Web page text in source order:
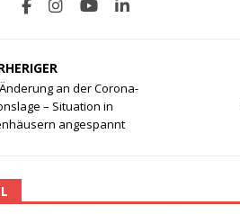
an der Corona-
– Situation in
angespannt